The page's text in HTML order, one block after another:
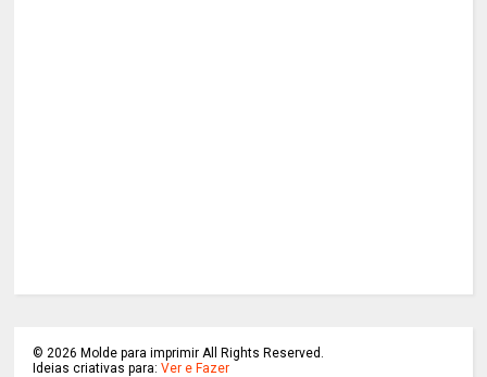
©2026 Molde para imprimir All Rights Reserved.
Ideias criativas para:Ver e Fazer